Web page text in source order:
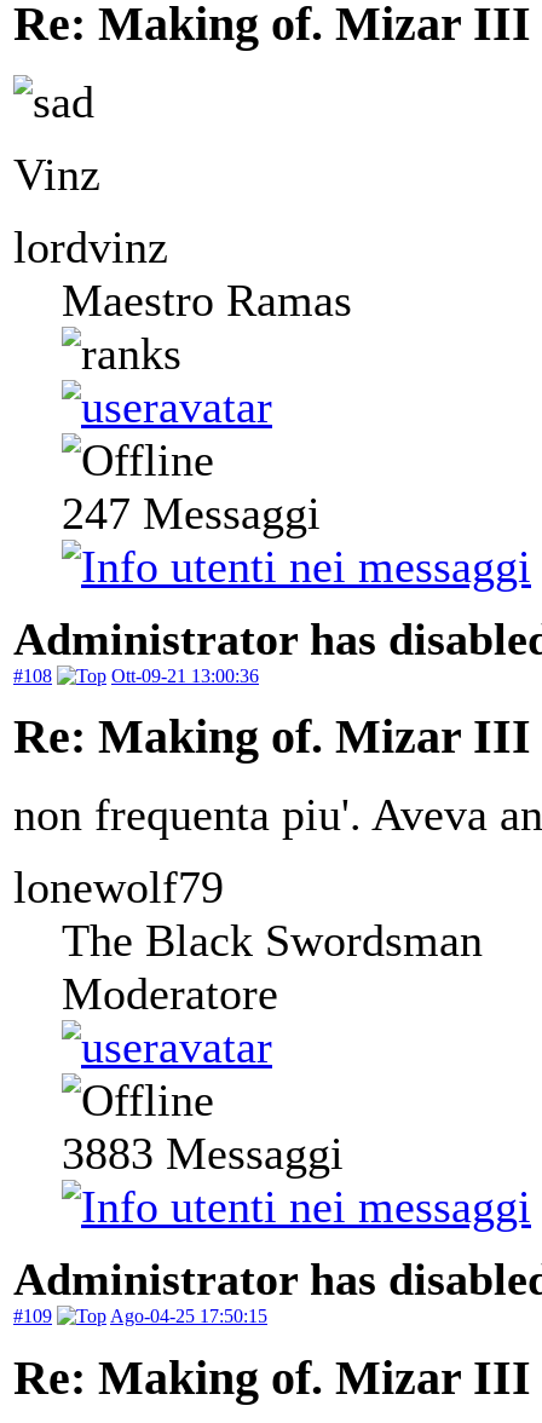
Re: Making of. Mizar III
Vinz
lordvinz
Maestro Ramas
247 Messaggi
Administrator has
#108 Ott-09-21 13:00:36
Re: Making of. Mizar III
non frequenta piu'. Aveva
lonewolf79
The Black Swordsman
Moderatore
3883 Messaggi
Administrator has
#109 Ago-04-25 17:50:15
Re: Making of. Mizar III